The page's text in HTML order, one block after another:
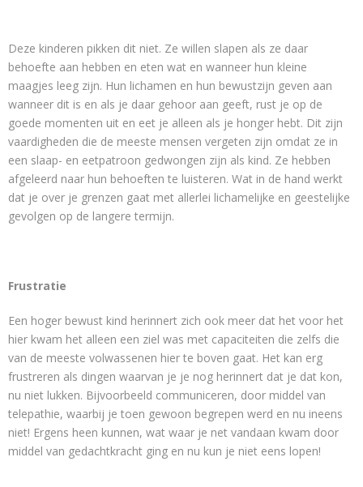
Deze kinderen pikken dit niet. Ze willen slapen als ze daar
behoefte aan hebben en eten wat en wanneer hun kleine
maagjes leeg zijn. Hun lichamen en hun bewustzijn geven aan
wanneer dit is en als je daar gehoor aan geeft, rust je op de
goede momenten uit en eet je alleen als je honger hebt. Dit zijn
vaardigheden die de meeste mensen vergeten zijn omdat ze in
een slaap- en eetpatroon gedwongen zijn als kind. Ze hebben
afgeleerd naar hun behoeften te luisteren. Wat in de hand werkt
dat je over je grenzen gaat met allerlei lichamelijke en geestelijke
gevolgen op de langere termijn.
Frustratie
Een hoger bewust kind herinnert zich ook meer dat het voor het
hier kwam het alleen een ziel was met capaciteiten die zelfs die
van de meeste volwassenen hier te boven gaat. Het kan erg
frustreren als dingen waarvan je je nog herinnert dat je dat kon,
nu niet lukken. Bijvoorbeeld communiceren, door middel van
telepathie, waarbij je toen gewoon begrepen werd en nu ineens
niet! Ergens heen kunnen, wat waar je net vandaan kwam door
middel van gedachtkracht ging en nu kun je niet eens lopen!